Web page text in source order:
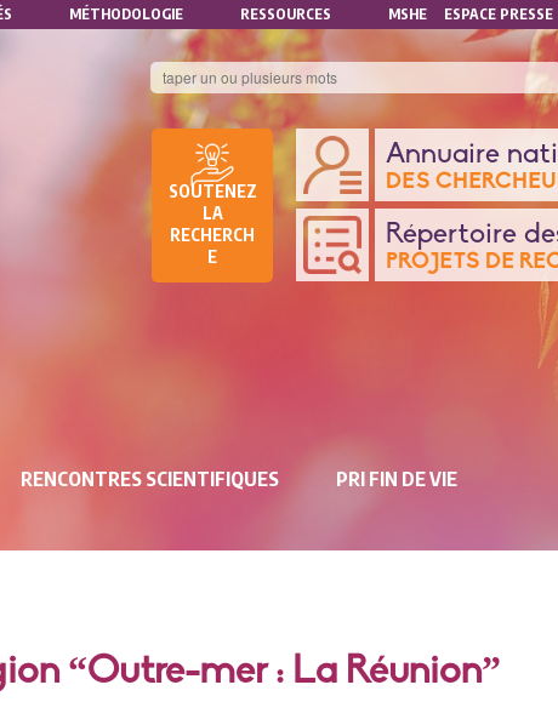
Aller
BANQUE
DE
DONNÉES
DE
RECHERCHE
Annuaire
DES
Répertoire
PROJETS DE
SOUTENEZ
LA
RECHERCH
E
RENCONTRES SCIENTIFIQUES
PRI FIN DE VIE
MÉTHODOLOGIE RESSOURCES MSHE ESPACE PRESSE
“Outre-mer : La Réunion”